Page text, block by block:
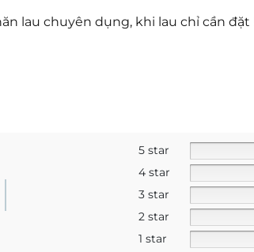
lau chuyên dụng, khi lau chỉ cần
5 star
4 star
3 star
2 star
1 star